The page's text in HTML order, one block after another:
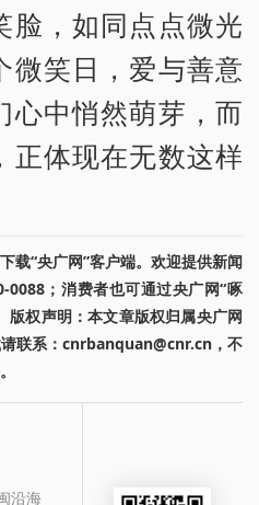
脸，如同点点微光
微笑日，爱与善意
心中悄然萌芽，而
正体现在无数这样
载“央广网”客户端。欢迎提供新闻
0088；消费者也可通过央广网“啄
版权声明：本文章版权归属央广网
联系：cnrbanquan@cnr.cn，不
沿海